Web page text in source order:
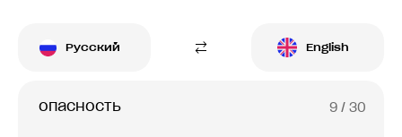
Русский English
9 / 30